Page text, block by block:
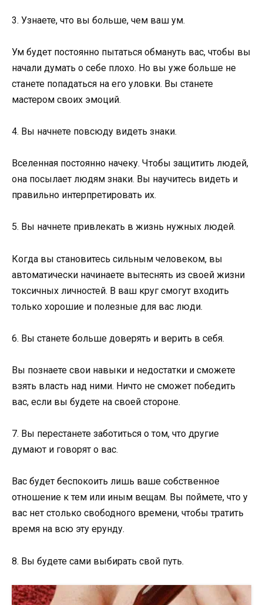
3. Узнаете, что вы больше, чем ваш ум.
Ум будет постоянно пытаться обмануть вас, чтобы вы
начали думать о себе плохо. Но вы уже больше не
станете попадаться на его уловки. Вы станете
мастером своих эмоций.
4. Вы начнете повсюду видеть знаки.
Вселенная постоянно начеку. Чтобы защитить людей,
она посылает людям знаки. Вы научитесь видеть и
правильно интерпретировать их.
5. Вы начнете привлекать в жизнь нужных людей.
Когда вы становитесь сильным человеком, вы
автоматически начинаете вытеснять из своей жизни
токсичных личностей. В ваш круг смогут входить
только хорошие и полезные для вас люди.
6. Вы станете больше доверять и верить в себя.
Вы познаете свои навыки и недостатки и сможете
взять власть над ними. Ничто не сможет победить
вас, если вы будете на своей стороне.
7. Вы перестанете заботиться о том, что другие
думают и говорят о вас.
Вас будет беспокоить лишь ваше собственное
отношение к тем или иным вещам. Вы поймете, что у
вас нет столько свободного времени, чтобы тратить
время на всю эту ерунду.
8. Вы будете сами выбирать свой путь.